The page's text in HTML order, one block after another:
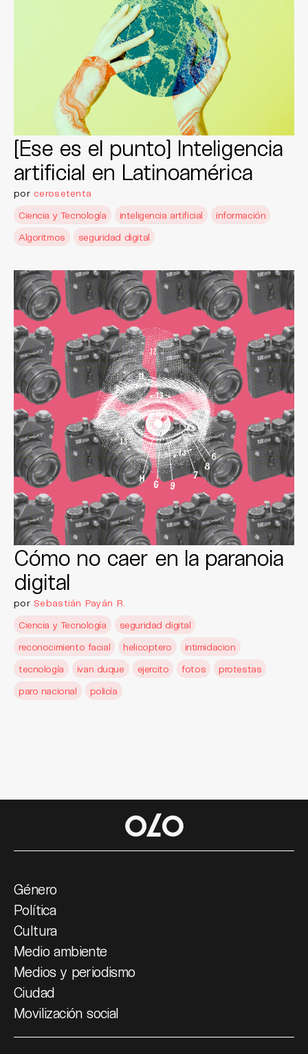
[Ese es el punto] Inteligencia
artificial en Latinoamérica
por cerosetenta
Ciencia y Tecnología
inteligencia artificial
información
Algoritmos
seguridad digital
Cómo no caer en la paranoia
digital
porSebastián Payán R.
Ciencia y Tecnología
seguridad digital
reconocimiento facial
helicoptero
intimidacion
tecnología
ivan duque ejercito fotos
protestas
paro nacional
policía
Género
Política
Cultura
Medio ambiente
Medios y periodismo
Ciudad
Movilización social